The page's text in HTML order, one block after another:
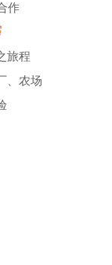
作
旅程
、农场